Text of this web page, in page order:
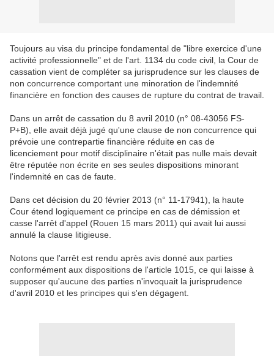
Toujours au visa du principe fondamental de "libre exercice d'une
activité professionnelle" et de l'art. 1134 du code civil, la Cour de
cassation vient de compléter sa jurisprudence sur les clauses de
non concurrence comportant une minoration de l'indemnité
financière en fonction des causes de rupture du contrat de travail.
Dans un arrêt de cassation du 8 avril 2010 (n° 08-43056 FS-
P+B), elle avait déjà jugé qu'une clause de non concurrence qui
prévoie une contrepartie financière réduite en cas de
licenciement pour motif disciplinaire n'était pas nulle mais devait
être réputée non écrite en ses seules dispositions minorant
l'indemnité en cas de faute.
Dans cet décision du 20 février 2013 (n° 11-17941), la haute
Cour étend logiquement ce principe en cas de démission et
casse l'arrêt d'appel (Rouen 15 mars 2011) qui avait lui aussi
annulé la clause litigieuse.
Notons que l'arrêt est rendu après avis donné aux parties
conformément aux dispositions de l'article 1015, ce qui laisse à
supposer qu'aucune des parties n'invoquait la jurisprudence
d'avril 2010 et les principes qui s'en dégagent.